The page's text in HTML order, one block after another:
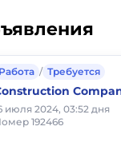
Работа / Требуется
июля 2024, 03:52 дня
192466